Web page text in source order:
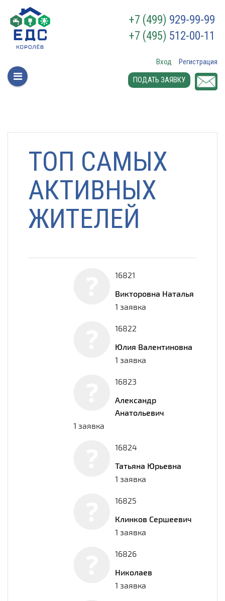
+7 (499) 929-99-99
+7 (495) 512-00-11
Вход
Регистрация
ПОДАТЬ ЗАЯВКУ
ТОП САМЫХ
АКТИВНЫХ
ЖИТЕЛЕЙ
16821
Викторовна Наталья
1 заявка
16822
Юлия Валентиновна
1 заявка
16823
Александр
Анатольевич
1 заявка
16824
Татьяна Юрьевна
1 заявка
16825
Клинков Сершеевич
1 заявка
16826
Николаев
1 заявка